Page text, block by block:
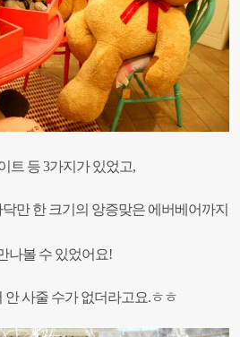
트 등 3가지가 있었고,
만 한 크기의 앙증맞은 에버베어까지
나볼 수 있었어요!
사줄 수가 없더라고요.ㅎㅎ